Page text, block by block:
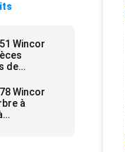
Wincor
de
Wincor
à